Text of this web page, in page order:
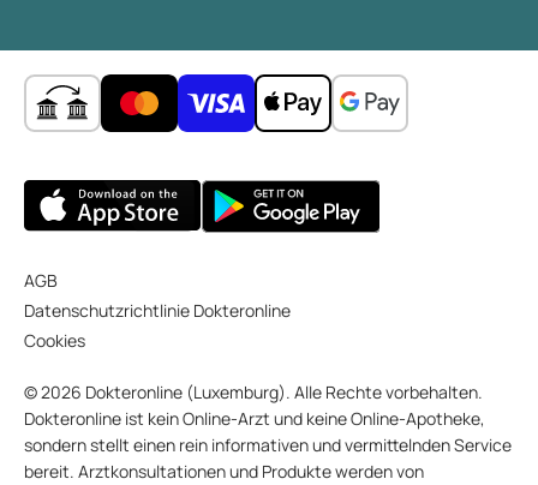
AGB
Datenschutzrichtlinie Dokteronline
Cookies
© 2026 Dokteronline (Luxemburg). Alle Rechte vorbehalten.
Dokteronline ist kein Online-Arzt und keine Online-Apotheke,
sondern stellt einen rein informativen und vermittelnden Service
bereit. Arztkonsultationen und Produkte werden von